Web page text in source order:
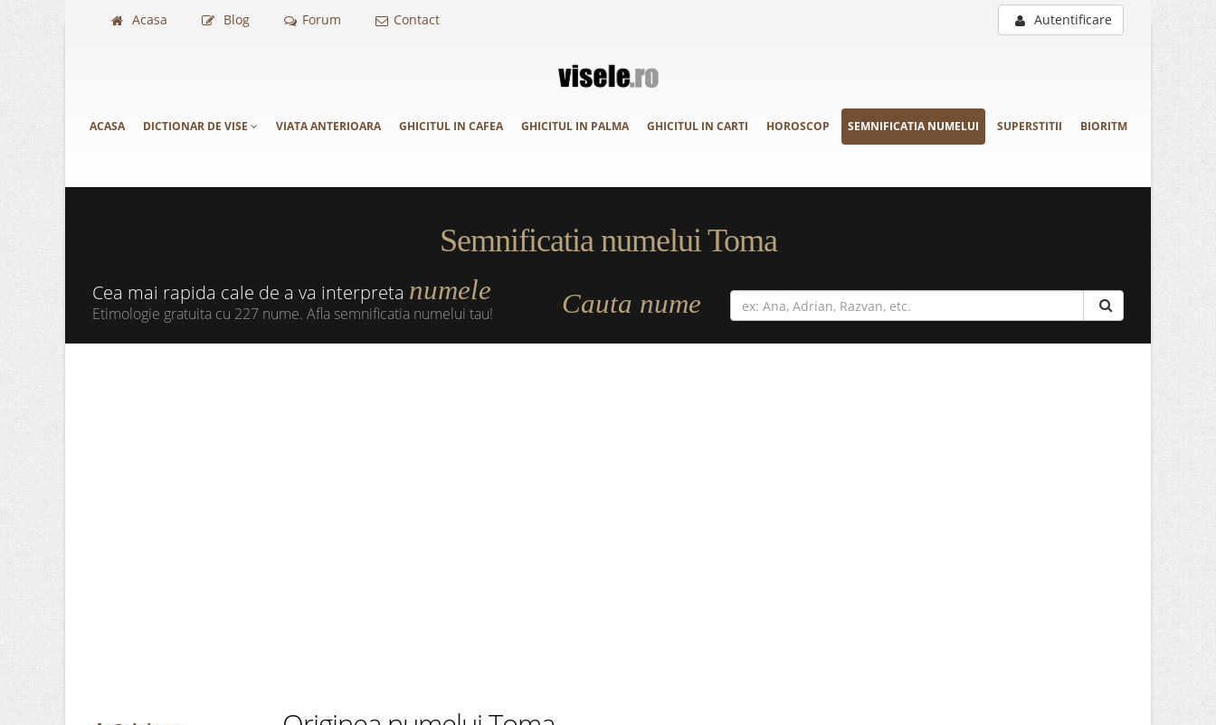
Acasa Blog Forum Contact Autentificare
ACASA DICTIONAR DE VISE VIATA ANTERIOARA GHICITUL IN CAFEA GHICITUL IN PALMA GHICITUL IN CARTI HOROSCOP SEMNIFICATIA NUMELUI SUPERSTITII BIORITM
Semnificatia numelui Toma
Cea mai rapida cale de a va interpreta numele
Etimologie gratuita cu 227 nume. Afla semnificatia numelui tau! Cauta nume